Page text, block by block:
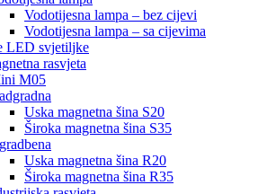
Vodotijesna lampa – bez cijevi
Vodotijesna lampa – sa cijevima
LED svjetiljke
rasvjeta
M05
Uska magnetna šina S20
Široka magnetna šina S35
Uska magnetna šina R20
Široka magnetna šina R35